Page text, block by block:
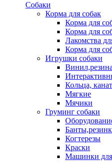
Собаки
Корма для собак
Корма для
Корма для
Лакомства
Корма для
Игрушки собаки
Кольца,
Мягкие
Мячики
Груминг собаки
Когтерезы
Краски
Машинки